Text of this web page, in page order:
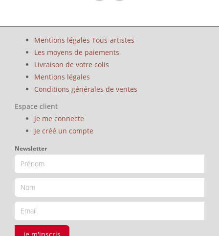
Mentions légales Tous-artistes
Les moyens de paiements
Livraison de votre colis
Mentions légales
Conditions générales de ventes
Espace client
Je me connecte
Je créé un compte
Newsletter
je m'inscris